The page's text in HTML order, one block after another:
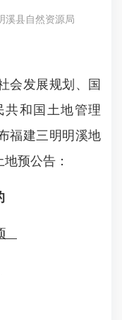
溪县自然资源局
发展规划、国
共和国土地管理
福建三明明溪地
预公告：